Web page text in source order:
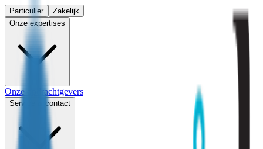
Particulier
Zakelijk
Onze expertises
Onze opdrachtgevers
Service & contact